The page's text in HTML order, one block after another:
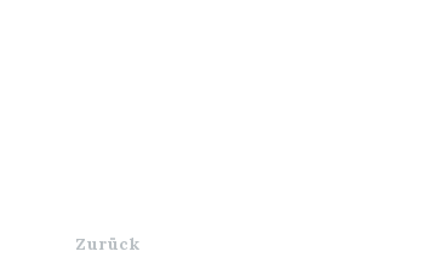
Zurück